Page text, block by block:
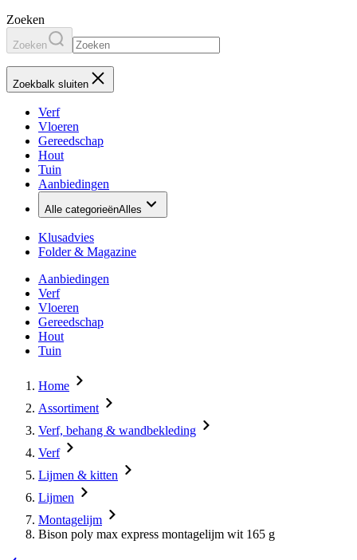
Zoeken
Zoeken
Zoekbalk sluiten
Verf
Vloeren
Gereedschap
Hout
Tuin
Aanbiedingen
Alle categorieënAlles
Klusadvies
Folder & Magazine
Aanbiedingen
Verf
Vloeren
Gereedschap
Hout
Tuin
Home
Assortiment
Verf, behang & wandbekleding
Verf
Lijmen & kitten
Lijmen
Montagelijm
Bison poly max express montagelijm wit 165 g